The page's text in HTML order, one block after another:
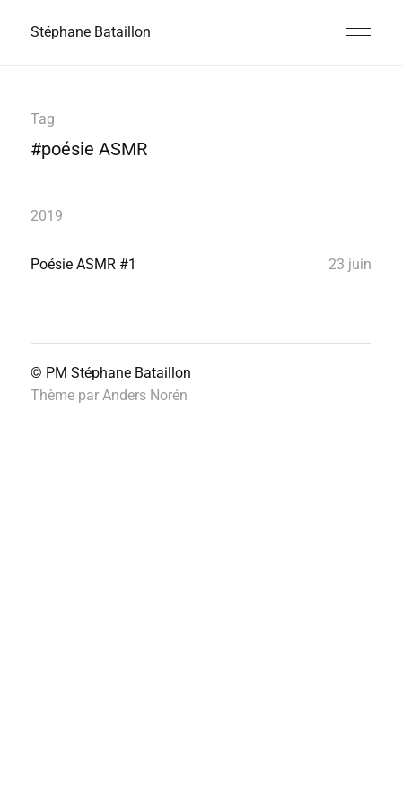
Stéphane Bataillon
Tag
#poésie ASMR
2019
Poésie ASMR #1 23 juin
© PM Stéphane Bataillon
Thème par Anders Norén